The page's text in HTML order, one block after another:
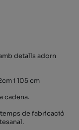
detalls adorn
i 105 cm
cadena.
de fabricació